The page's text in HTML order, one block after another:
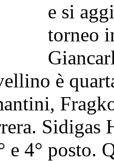
e si
torneo
è
Sidigas
e 4° posto.